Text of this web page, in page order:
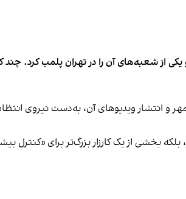
از شعبه‌های آن را در تهران پلمب کرد. چند
رسانه‌ها در ایران گزارش دادند فروشگاه جین‌وست در خیابان فرشته تهران، شنبه ۱۹ مهر و پس از برگزاری جشنی در ۱۸ مهر و انتشار ویدیوهای
بخشی از یک کارزار بزرگ‌تر برای «کنترل